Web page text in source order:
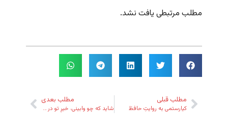
مطلب مرتبطی یافت نشد.
مطلب قبلی
کیارستمی به روایتِ حافظ
مطلب بعدی
شاید که چو وابینی، خیرِ تو در این باشد